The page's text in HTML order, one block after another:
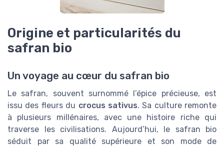
Origine et particularités du
safran bio
Un voyage au cœur du safran bio
Le safran, souvent surnommé l’épice précieuse, est
issu des fleurs du crocus sativus. Sa culture remonte
à plusieurs millénaires, avec une histoire riche qui
traverse les civilisations. Aujourd’hui, le safran bio
séduit par sa qualité supérieure et son mode de